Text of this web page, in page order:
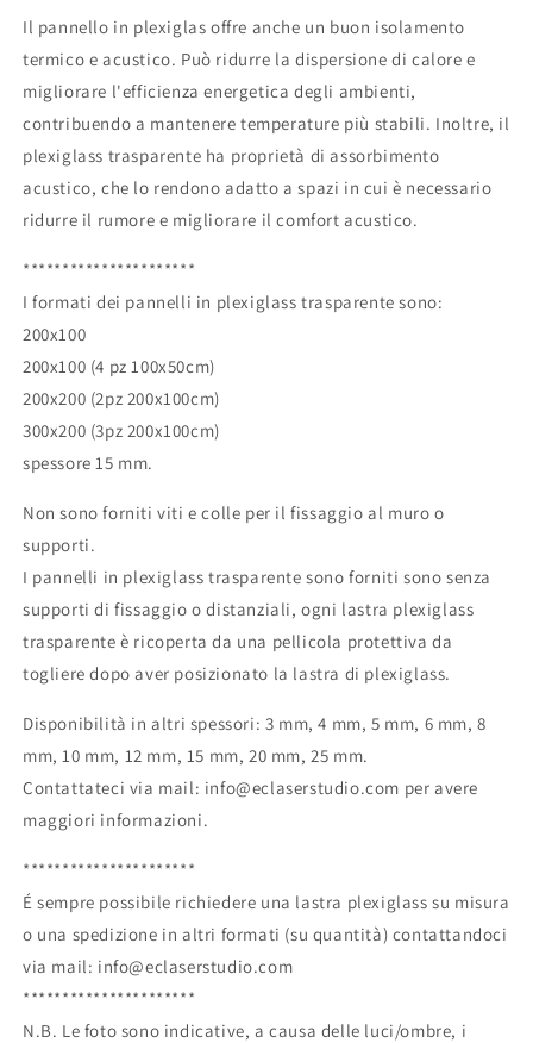
Il pannello in plexiglas offre anche un buon isolamento
termico e acustico. Può ridurre la dispersione di calore e
migliorare l'efficienza energetica degli ambienti,
contribuendo a mantenere temperature più stabili. Inoltre, il
plexiglass trasparente ha proprietà di assorbimento
acustico, che lo rendono adatto a spazi in cui è necessario
ridurre il rumore e migliorare il comfort acustico.
**********************
I formati dei pannelli in plexiglass trasparente sono:
200x100
200x100 (4 pz 100x50cm)
200x200 (2pz 200x100cm)
300x200 (3pz 200x100cm)
spessore 15 mm.
Non sono forniti viti e colle per il fissaggio al muro o
supporti.
I pannelli in plexiglass trasparente sono forniti sono senza
supporti di fissaggio o distanziali, ogni lastra plexiglass
trasparente è ricoperta da una pellicola protettiva da
togliere dopo aver posizionato la lastra di plexiglass.
Disponibilità in altri spessori: 3 mm, 4 mm, 5 mm, 6 mm, 8
mm, 10 mm, 12 mm, 15 mm, 20 mm, 25 mm.
Contattateci via mail: info@eclaserstudio.com per avere
maggiori informazioni.
**********************
É sempre possibile richiedere una lastra plexiglass su misura
o una spedizione in altri formati (su quantità) contattandoci
via mail: info@eclaserstudio.com
**********************
N.B. Le foto sono indicative, a causa delle luci/ombre, i